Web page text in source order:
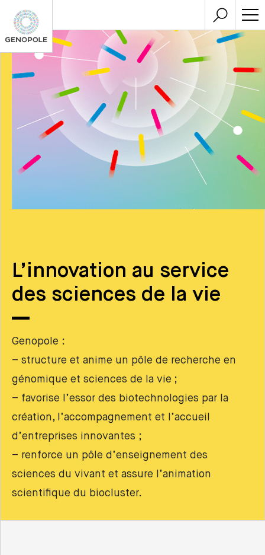
L’innovation au service
des sciences de la vie
Genopole :
– structure et anime un pôle de recherche en
génomique et sciences de la vie ;
– favorise l’essor des biotechnologies par la
création, l’accompagnement et l’accueil
d’entreprises innovantes ;
– renforce un pôle d’enseignement des
sciences du vivant et assure l’animation
scientifique du biocluster.